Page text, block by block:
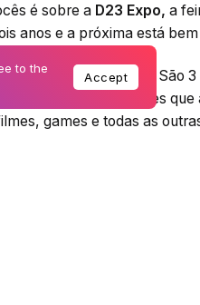
é sobre a D23 Expo, a
anos e a próxima está
que merece um post? São
as grandes novidades
games e todas as
to the
Accept